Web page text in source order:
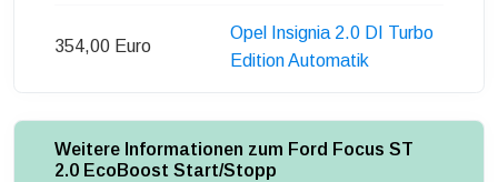
354,00 Euro
Opel Insignia 2.0 DI Turbo
Edition Automatik
Weitere Informationen zum Ford Focus ST
2.0 EcoBoost Start/Stopp